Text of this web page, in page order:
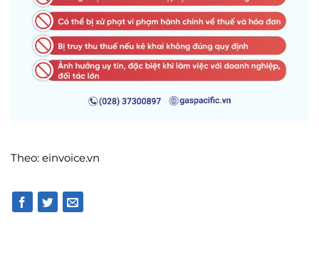
Theo: einvoice.vn